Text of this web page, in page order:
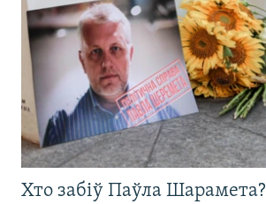
Хто забіў Паўла Шарамета?